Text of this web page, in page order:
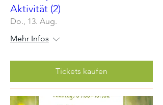
Aktivität (2)
Do., 13. Aug.
Mehr Infos
Tickets kaufen